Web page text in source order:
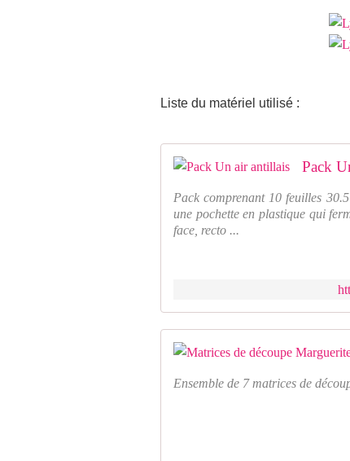
Liste du matériel utilisé :
Pack
Pack comprenant 10 feuilles
une pochette en plastique qui
face, recto ...
Ensemble de 7 matrices de